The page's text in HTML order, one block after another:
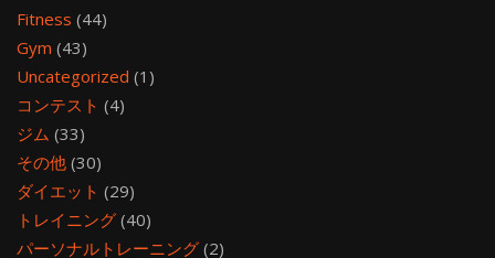
Fitness (44)
Gym (43)
Uncategorized (1)
コンテスト (4)
ジム (33)
その他 (30)
ダイエット (29)
トレイニング (40)
パーソナルトレーニング (2)